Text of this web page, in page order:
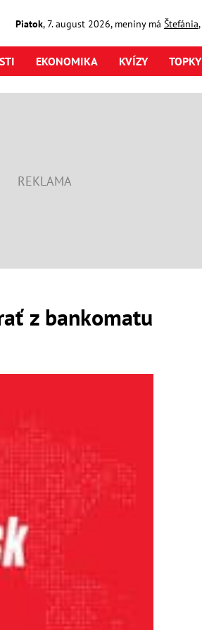
Piatok,7. august2026, meniny má Štefánia
EKONOMIKA KVÍZY
z bankomatu